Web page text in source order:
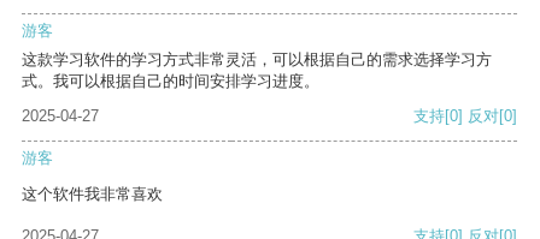
游客
这款学习软件的学习方式非常灵活，可以根据自己的需求选择学习方
式。我可以根据自己的时间安排学习进度。
2025-04-27
支持[0] 反对[0]
游客
这个软件我非常喜欢